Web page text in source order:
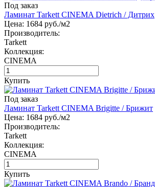
Под заказ
Ламинат Tarkett CINEMA Dietrich / Дитрих
Цена: 1684 руб./м2
Производитель:
Tarkett
Коллекция:
CINEMA
Купить
Под заказ
Ламинат Tarkett CINEMA Brigitte / Брижит
Цена: 1684 руб./м2
Производитель:
Tarkett
Коллекция:
CINEMA
Купить